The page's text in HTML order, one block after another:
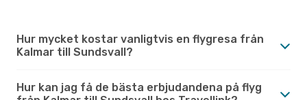
Hur mycket kostar vanligtvis en flygresa från
Kalmar till Sundsvall?
Hur kan jag få de bästa erbjudandena på flyg